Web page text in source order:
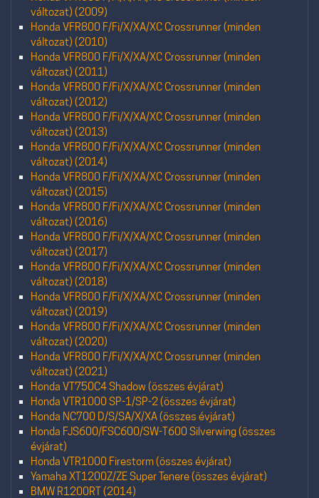
változat) (2009)
Honda VFR800 F/Fi/X/XA/XC Crossrunner (minden
változat) (2010)
Honda VFR800 F/Fi/X/XA/XC Crossrunner (minden
változat) (2011)
Honda VFR800 F/Fi/X/XA/XC Crossrunner (minden
változat) (2012)
Honda VFR800 F/Fi/X/XA/XC Crossrunner (minden
változat) (2013)
Honda VFR800 F/Fi/X/XA/XC Crossrunner (minden
változat) (2014)
Honda VFR800 F/Fi/X/XA/XC Crossrunner (minden
változat) (2015)
Honda VFR800 F/Fi/X/XA/XC Crossrunner (minden
változat) (2016)
Honda VFR800 F/Fi/X/XA/XC Crossrunner (minden
változat) (2017)
Honda VFR800 F/Fi/X/XA/XC Crossrunner (minden
változat) (2018)
Honda VFR800 F/Fi/X/XA/XC Crossrunner (minden
változat) (2019)
Honda VFR800 F/Fi/X/XA/XC Crossrunner (minden
változat) (2020)
Honda VFR800 F/Fi/X/XA/XC Crossrunner (minden
változat) (2021)
Honda VT750C4 Shadow (összes évjárat)
Honda VTR1000 SP-1/SP-2 (összes évjárat)
Honda NC700 D/S/SA/X/XA (összes évjárat)
Honda FJS600/FSC600/SW-T600 Silverwing (összes
évjárat)
Honda VTR1000 Firestorm (összes évjárat)
Yamaha XT1200Z/ZE Super Tenere (összes évjárat)
BMW R1200RT (2014)